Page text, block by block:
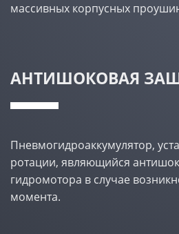
массивных корпусных
АНТИШОКОВАЯ
Пневмогидроаккумулятор,
ротации, являющийся
гидромотора в случае
момента.